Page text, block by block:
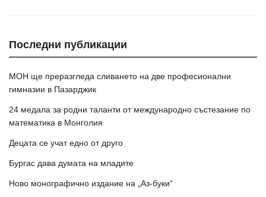
Последни публикации
МОН ще преразгледа сливането на две професионални
гимназии в Пазарджик
24 медала за родни таланти от международно състезание по
математика в Монголия
Децата се учат едно от друго
Бургас дава думата на младите
Ново монографично издание на „Аз-буки“